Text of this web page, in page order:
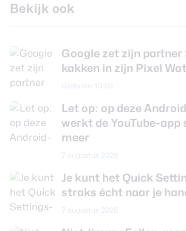
Bekijk ook
Google zet zijn partner
kakken in zijn Pixel
Let op: op deze
werkt de YouTube-
meer
Je kunt het Quick
straks écht naar je